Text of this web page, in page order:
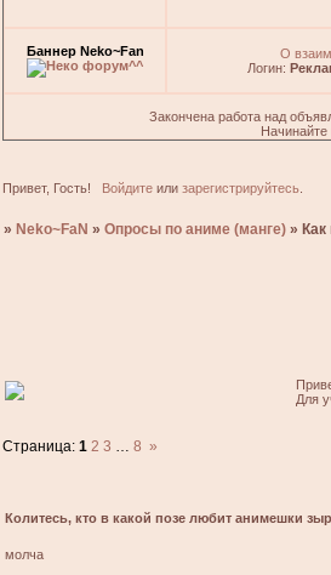
Баннер Neko~Fan
О
Логин:
Закончена работа над
Привет, Гость! Войдитеили зарегистрируйтесь.
» Neko~FaN »Опросы по аниме (манге) »
Для
Страница:1 2 3 … 8 »
Колитесь, кто в какой позе любит анимешки
молча